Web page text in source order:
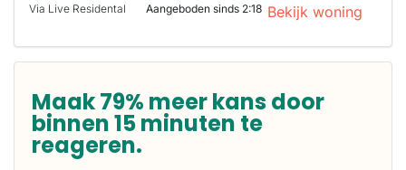
Via Live Residental Aangeboden sinds 2:18 Bekijk woning
Maak 79% meer kans door
binnen 15 minuten te
reageren.